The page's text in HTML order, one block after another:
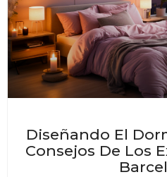
Diseñando El
Consejos De Los